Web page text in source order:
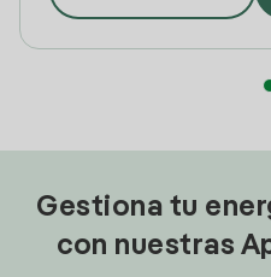
Gestiona tu
con nuestras